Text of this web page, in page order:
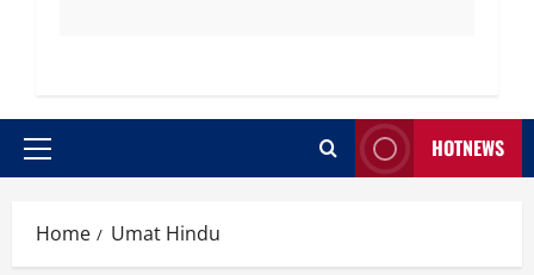
Primary
HOTNEWS
Home Umat Hindu